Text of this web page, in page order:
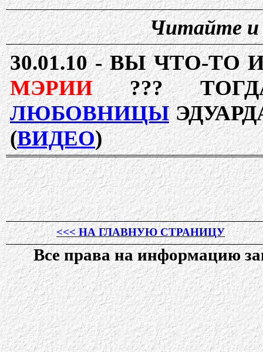
Читайте и
30.01.10 -ВЫ ЧТО-ТО
МЭРИИ???
ЛЮБОВНИЦЫ
(ВИДЕО)
<<< НА ГЛАВНУЮ СТРАНИЦУ
Все права на информацию